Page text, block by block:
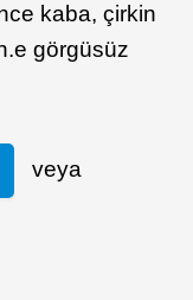
kaba, çirkin
görgüsüz
veya